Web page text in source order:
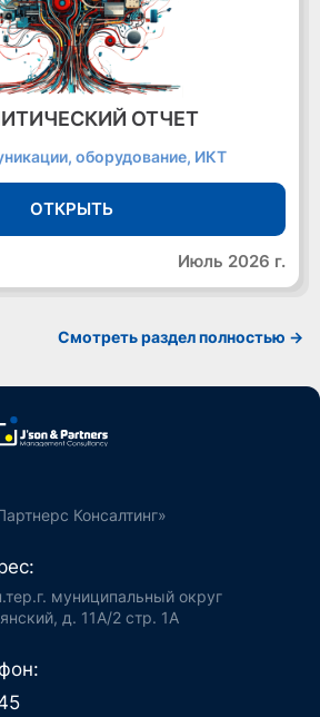
ОТЧЕТ
оборудование, ИКТ
ОТКРЫТЬ
Июль 2026 г.
Cмотреть раздел полностью ->
Консалтинг»
муниципальный округ
д. 11А/2 стр. 1А